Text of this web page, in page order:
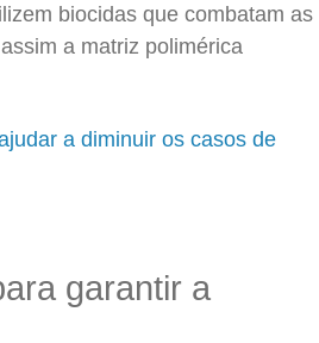
biocidas que combatam as
a matriz polimérica
a diminuir os casos de
garantir a